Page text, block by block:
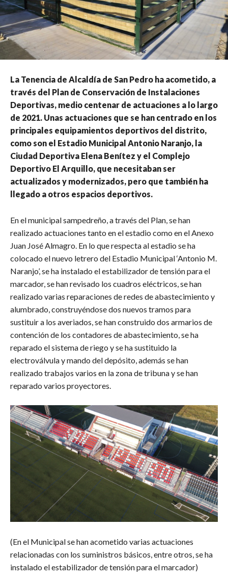
La Tenencia de Alcaldía de San Pedro ha acometido, a
través del Plan de Conservación de Instalaciones
Deportivas, medio centenar de actuaciones a lo largo
de 2021. Unas actuaciones que se han centrado en los
principales equipamientos deportivos del distrito,
como son el Estadio Municipal Antonio Naranjo, la
Ciudad Deportiva Elena Benítez y el Complejo
Deportivo El Arquillo, que necesitaban ser
actualizados y modernizados, pero que también ha
llegado a otros espacios deportivos.
En el municipal sampedreño, a través del Plan, se han
realizado actuaciones tanto en el estadio como en el Anexo
Juan José Almagro. En lo que respecta al estadio se ha
colocado el nuevo letrero del Estadio Municipal ‘Antonio M.
Naranjo’, se ha instalado el estabilizador de tensión para el
marcador, se han revisado los cuadros eléctricos, se han
realizado varias reparaciones de redes de abastecimiento y
alumbrado, construyéndose dos nuevos tramos para
sustituir a los averiados, se han construido dos armarios de
contención de los contadores de abastecimiento, se ha
reparado el sistema de riego y se ha sustituido la
electroválvula y mando del depósito, además se han
realizado trabajos varios en la zona de tribuna y se han
reparado varios proyectores.
(En el Municipal se han acometido varias actuaciones
relacionadas con los suministros básicos, entre otros, se ha
instalado el estabilizador de tensión para el marcador)